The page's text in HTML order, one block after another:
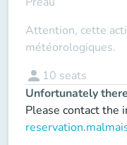
Attention, cette
météorologiques.
person 10 seats
Unfortunately
Please contact the